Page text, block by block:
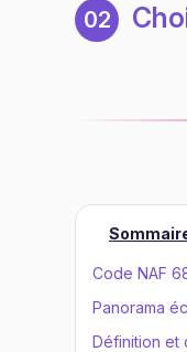
02
Code NAF
Panorama
Définition et